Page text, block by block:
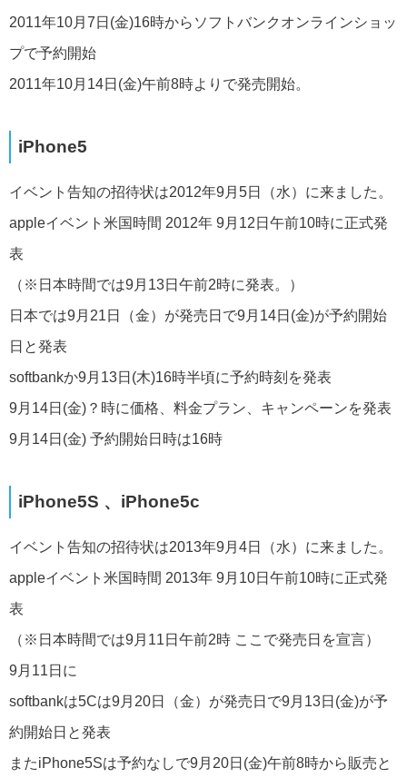
2011年10月7日(金)16時からソフトバンクオンラインショッ
プで予約開始
2011年10月14日(金)午前8時よりで発売開始。
iPhone5
イベント告知の招待状は2012年9月5日（水）に来ました。
appleイベント米国時間 2012年 9月12日午前10時に正式発
表
（※日本時間では9月13日午前2時に発表。）
日本では9月21日（金）が発売日で9月14日(金)が予約開始
日と発表
softbankか9月13日(木)16時半頃に予約時刻を発表
9月14日(金)？時に価格、料金プラン、キャンペーンを発表
9月14日(金) 予約開始日時は16時
iPhone5S 、iPhone5c
イベント告知の招待状は2013年9月4日（水）に来ました。
appleイベント米国時間 2013年 9月10日午前10時に正式発
表
（※日本時間では9月11日午前2時 ここで発売日を宣言）
9月11日に
softbankは5Cは9月20日（金）が発売日で9月13日(金)が予
約開始日と発表
またiPhone5Sは予約なしで9月20日(金)午前8時から販売と